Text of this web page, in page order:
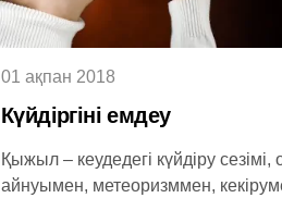
01 ақпан 2018
Күйдіргіні емдеу
Қыжыл – кеудедегі күйдіру сезімі,
айнуымен, метеоризммен,